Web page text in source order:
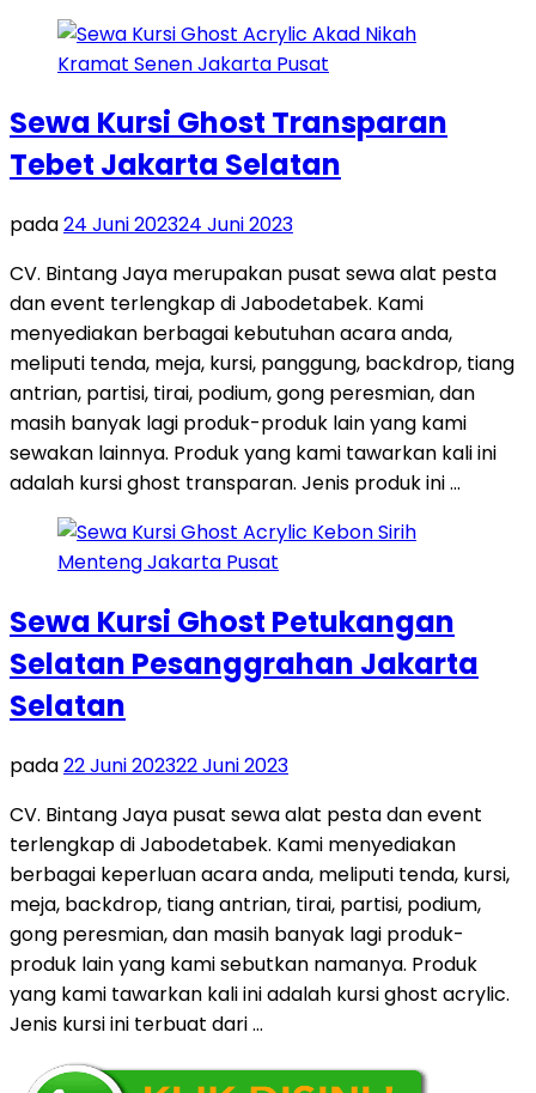
Sewa Kursi Ghost Transparan
Tebet Jakarta Selatan
pada24 Juni 202324 Juni 2023
CV. Bintang Jaya merupakan pusat sewa alat pesta
dan event terlengkap di Jabodetabek. Kami
menyediakan berbagai kebutuhan acara anda,
meliputi tenda, meja, kursi, panggung, backdrop, tiang
antrian, partisi, tirai, podium, gong peresmian, dan
masih banyak lagi produk-produk lain yang kami
sewakan lainnya. Produk yang kami tawarkan kali ini
adalah kursi ghost transparan. Jenis produk ini …
Sewa Kursi Ghost Petukangan
Selatan Pesanggrahan Jakarta
Selatan
pada22 Juni 202322 Juni 2023
CV. Bintang Jaya pusat sewa alat pesta dan event
terlengkap di Jabodetabek. Kami menyediakan
berbagai keperluan acara anda, meliputi tenda, kursi,
meja, backdrop, tiang antrian, tirai, partisi, podium,
gong peresmian, dan masih banyak lagi produk-
produk lain yang kami sebutkan namanya. Produk
yang kami tawarkan kali ini adalah kursi ghost acrylic.
Jenis kursi ini terbuat dari …